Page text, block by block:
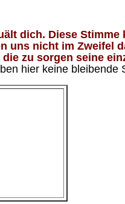
dich. Diese
uns nicht im Zweifel
zu sorgen seine
hier keine